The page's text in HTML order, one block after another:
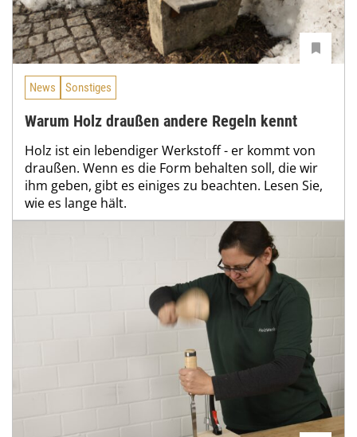
News Sonstiges
Warum Holz draußen andere Regeln kennt
Holz ist ein lebendiger Werkstoff - er kommt von
draußen. Wenn es die Form behalten soll, die wir
ihm geben, gibt es einiges zu beachten. Lesen Sie,
wie es lange hält.